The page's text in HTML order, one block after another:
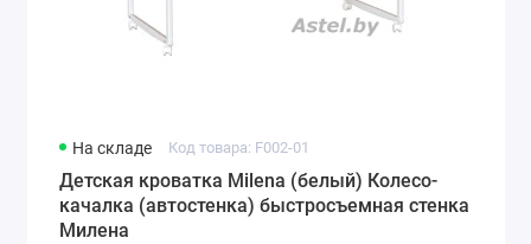
На складе Код товара: F002-01
Детская кроватка Milena (белый) Колесо-
качалка (автостенка) быстросъемная стенка
Милена